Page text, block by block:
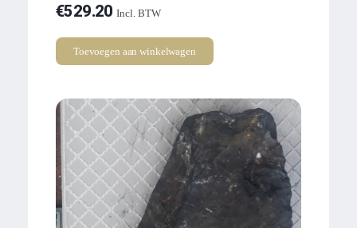
€529.20 Incl. BTW
Toevoegen aan winkelwagen